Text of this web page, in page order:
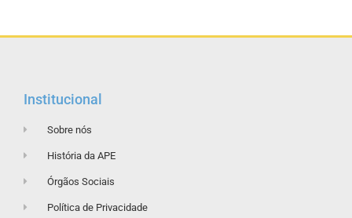
Institucional
Sobre nós
História da APE
Órgãos Sociais
Política de Privacidade